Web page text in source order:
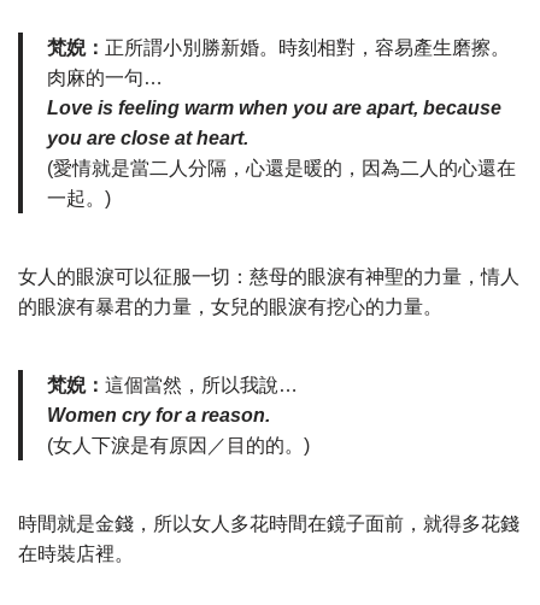
梵婗： 正所謂小別勝新婚。時刻相對，容易產生磨擦。
肉麻的一句…
Love is feeling warm when you are apart, because
you are close at heart.
(愛情就是當二人分隔，心還是暖的，因為二人的心還在
一起。)
女人的眼淚可以征服一切：慈母的眼淚有神聖的力量，情人
的眼淚有暴君的力量，女兒的眼淚有挖心的力量。
梵婗： 這個當然，所以我說…
Women cry for a reason.
(女人下淚是有原因／目的的。)
時間就是金錢，所以女人多花時間在鏡子面前，就得多花錢
在時裝店裡。